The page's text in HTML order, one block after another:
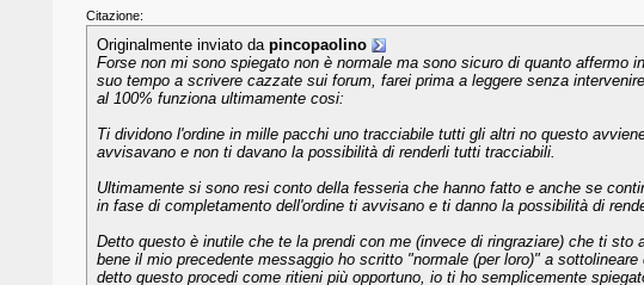
Citazione:
Originalmente inviato da pincopaolino
Forse non mi sono spiegato non è normale ma sono sicuro di quanto affermo
suo tempo a scrivere cazzate sui forum, farei prima a leggere senza
al 100% funziona ultimamente cosi:
Ti dividono l'ordine in mille pacchi uno tracciabile tutti gli altri no questo
avvisavano e non ti davano la possibilità di renderli tutti tracciabili.
Ultimamente si sono resi conto della fesseria che hanno fatto e anche se
in fase di completamento dell'ordine ti avvisano e ti danno la possibilità di
Detto questo è inutile che te la prendi con me (invece di ringraziare) che ti sto
bene il mio precedente messaggio ho scritto "normale (per loro)" a
detto questo procedi come ritieni più opportuno, io ti ho semplicemente